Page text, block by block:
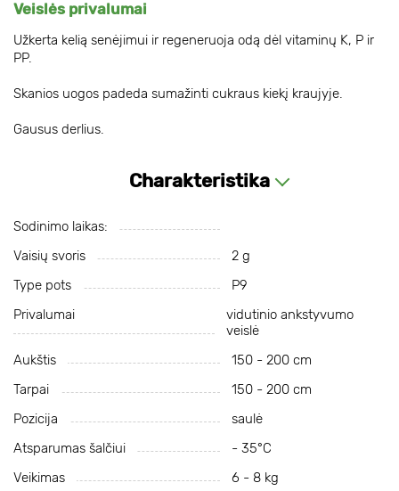
Veislės privalumai
Užkerta kelią senėjimui ir regeneruoja odą dėl vitaminų K, P ir
PP.
Skanios uogos padeda sumažinti cukraus kiekį kraujyje.
Gausus derlius.
Charakteristika
Sodinimo laikas:
Vaisių svoris
2 g
Type pots
P9
Privalumai
vidutinio ankstyvumo
veislė
Aukštis
150 - 200 cm
Tarpai
150 - 200 cm
Pozicija
saulė
Atsparumas šalčiui
- 35°С
Veikimas
6 - 8 kg